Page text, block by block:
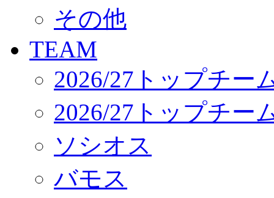
サステナビリティ
Web制作支援
応援プロジェクト
その他
TEAM
2026/27トップチー
2026/27トップチー
ソシオス
バモス